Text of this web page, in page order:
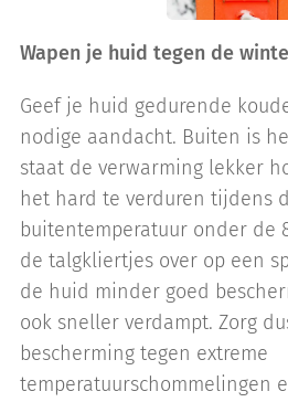
Wapen je huid tegen de
Geef je huid gedurende
nodige aandacht. Buiten is
staat de verwarming lekker
het hard te verduren tijdens
buitentemperatuur onder de
de talgkliertjes over op een
de huid minder goed
ook sneller verdampt. Zorg
bescherming tegen extreme
temperatuurschommelingen